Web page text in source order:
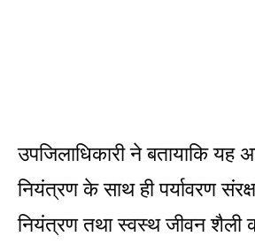
उपजिलाधिकारी ने बतायाकि यह
नियंत्रण के साथ ही पर्यावरण
नियंत्रण तथा स्वस्थ जीवन शैली